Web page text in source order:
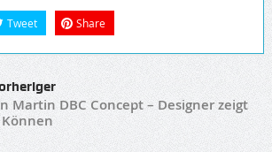
Tweet Share
Martin DBC Concept – Designer zeigt